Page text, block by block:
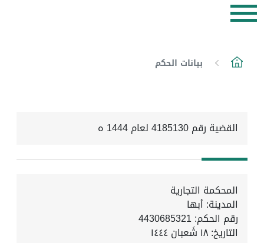
بيانات الحكم
القضية رقم 4185130 لعام 1444 ه
المحكمة التجارية
المدينة: أبها
رقم الحكم: 4430685321
التاريخ:١٨ شَعبان ١٤٤٤